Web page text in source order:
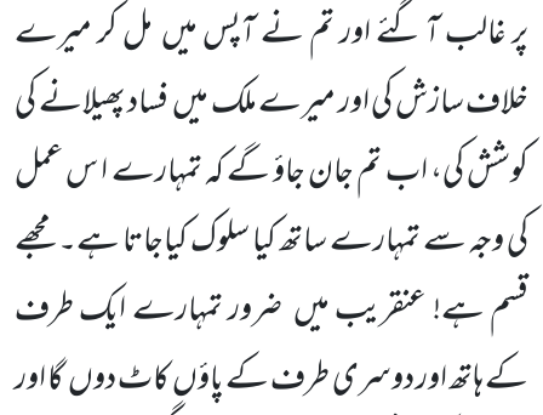
پر غالب آ گئے اور تم نے آپس میں مل کر میرے
خلاف سازش کی اور میرے ملک میں فساد پھیلانے کی
کوشش کی، اب تم جان جاؤ گے کہ تمہارے ا س عمل
کی وجہ سے تمہارے ساتھ کیا سلوک کیاجاتا ہے۔ مجھے
قسم ہے! عنقریب میں ضرور تمہارے ایک طرف
کے ہاتھ اور دوسری طرف کے پاؤں کاٹ دوں گا اور